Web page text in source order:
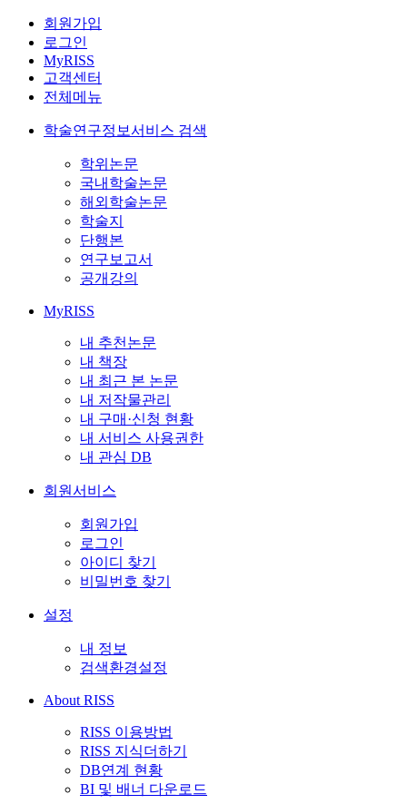
회원가입
로그인
MyRISS
고객센터
전체메뉴
학술연구정보서비스 검색
학위논문
국내학술논문
해외학술논문
학술지
단행본
연구보고서
공개강의
MyRISS
내 추천논문
내 책장
내 최근 본 논문
내 저작물관리
내 구매·신청 현황
내 서비스 사용권한
내 관심 DB
회원서비스
회원가입
로그인
아이디 찾기
비밀번호 찾기
설정
내 정보
검색환경설정
About RISS
RISS 이용방법
RISS 지식더하기
DB연계 현황
BI 및 배너 다운로드